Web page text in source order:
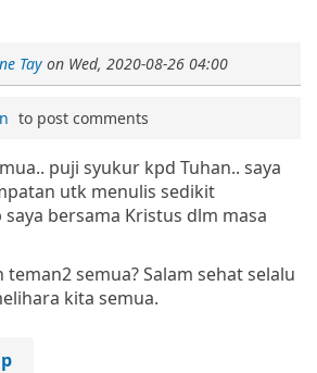
Tay on Wed, 2020-08-26 04:00
to post comments
puji syukur kpd Tuhan.. saya
utk menulis sedikit
bersama Kristus dlm masa
teman2 semua? Salam sehat selalu
kita semua.